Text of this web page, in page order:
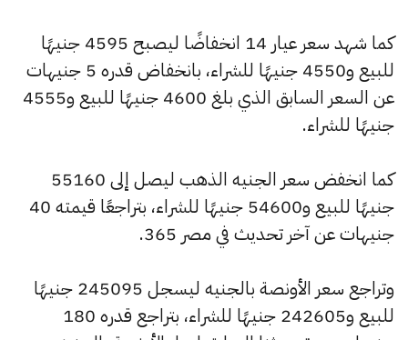
كما شهد سعر عيار 14 انخفاضًا ليصبح 4595 جنيهًا
للبيع و4550 جنيهًا للشراء، بانخفاض قدره 5 جنيهات
عن السعر السابق الذي بلغ 4600 جنيهًا للبيع و4555
جنيهًا للشراء.
كما انخفض سعر الجنيه الذهب ليصل إلى 55160
جنيهًا للبيع و54600 جنيهًا للشراء، بتراجعًا قيمته 40
جنيهات عن آخر تحديث في مصر 365.
وتراجع سعر الأونصة بالجنيه ليسجل 245095 جنيهًا
للبيع و242605 جنيهًا للشراء، بتراجع قدره 180